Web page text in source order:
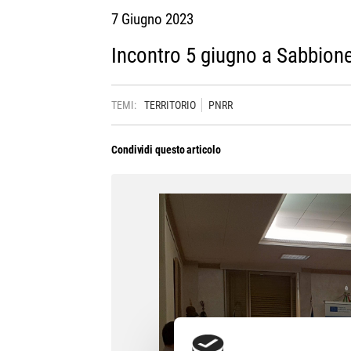
7 Giugno 2023
Incontro 5 giugno a
TEMI: TERRITORIO PNRR
Condividi questo articolo